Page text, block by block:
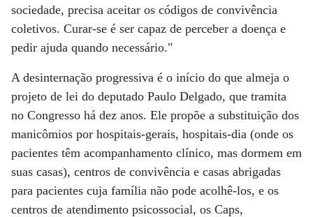
sociedade, precisa aceitar os códigos de convivência
coletivos. Curar-se é ser capaz de perceber a doença e
pedir ajuda quando necessário."
A desinternação progressiva é o início do que almeja o
projeto de lei do deputado Paulo Delgado, que tramita
no Congresso há dez anos. Ele propõe a substituição dos
manicômios por hospitais-gerais, hospitais-dia (onde os
pacientes têm acompanhamento clínico, mas dormem em
suas casas), centros de convivência e casas abrigadas
para pacientes cuja família não pode acolhê-los, e os
centros de atendimento psicossocial, os Caps,